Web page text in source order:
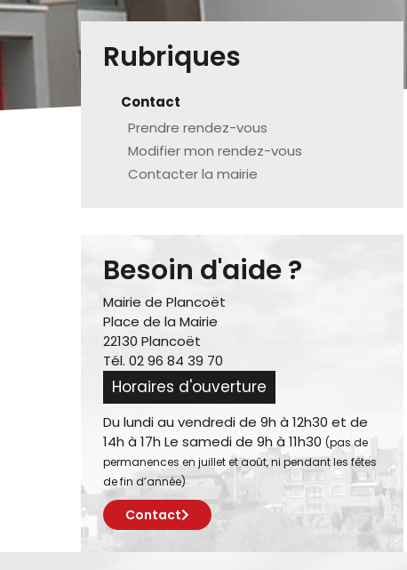
Rubriques
Contact
Prendre rendez-vous
Modifier mon rendez-vous
Contacter la mairie
Besoin d'aide ?
Mairie de Plancoët
Place de la Mairie
22130 Plancoët
Tél. 02 96 84 39 70
Horaires d'ouverture
Du lundi au vendredi de 9h à 12h30 et de
14h à 17h Le samedi de 9h à 11h30 (pas de
permanences en juillet et août, ni pendant les fêtes
de fin d’année)
Contact